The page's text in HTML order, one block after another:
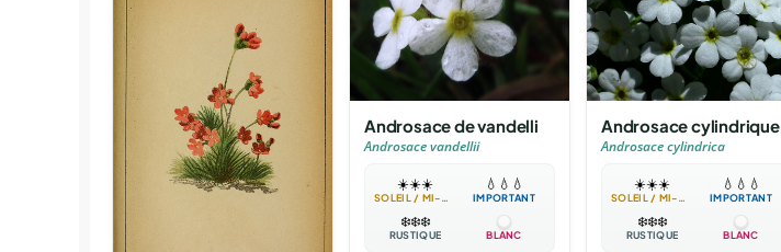
Androsace de vandelli
Androsace vandellii
☀️☀️☀️
SOLEIL / MI-OMBRE
💧 💧 💧
IMPORTANT
❄️❄️❄️
RUSTIQUE BLANC
Androsace cylindrique
Androsace cylindrica
☀️☀️☀️
SOLEIL / MI-OMBRE
💧 💧 💧
IMPORTANT
❄️❄️❄️
RUSTIQUE BLANC